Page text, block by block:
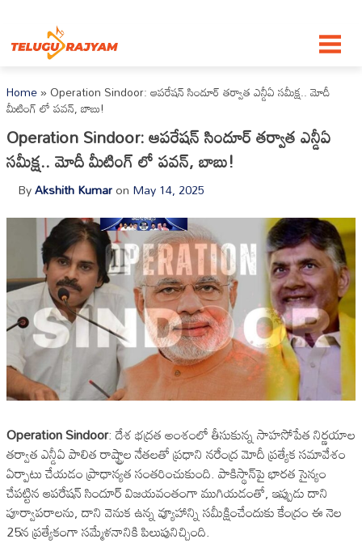
Home»Operation Sindoor: ఆపరేషన్ సిందూర్ తర్వాత ఎన్డీఏ సమీక్ష.. మోదీ
మీటింగ్ లో పవన్, బాబు!
Operation Sindoor: ఆపరేషన్ సిందూర్ తర్వాత ఎన్డీఏ
సమీక్ష.. మోదీ మీటింగ్ లో పవన్, బాబు!
ByAkshith Kumaron May 14, 2025
Operation Sindoor: దేశ భద్రత అంశంలో తీసుకున్న సాహసోపేత నిర్ణయాల
తర్వాత ఎన్డీఏ పాలిత రాష్ట్రాల నేతలతో ప్రధాని నరేంద్ర మోదీ ప్రత్యేక సమావేశం
ఏర్పాటు చేయడం ప్రాధాన్యత సంతరించుకుంది. పాకిస్థాన్‌పై భారత సైన్యం
చేపట్టిన ఆపరేషన్ సిందూర్ విజయవంతంగా ముగియడంతో, ఇప్పుడు దాని
పూర్వాపరాలను, దాని వెనుక ఉన్న వ్యూహాన్ని సమీక్షించేందుకు కేంద్రం ఈ నెల
25న ప్రత్యేకంగా సమ్మేళనానికి పిలుపునిచ్చింది.